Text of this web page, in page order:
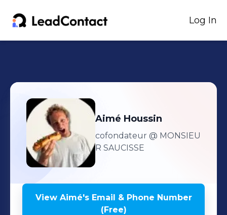
Log In
Aimé Houssin
cofondateur @ MONSIEU
R SAUCISSE
View Aimé'sEmail & Phone Number
(Free)